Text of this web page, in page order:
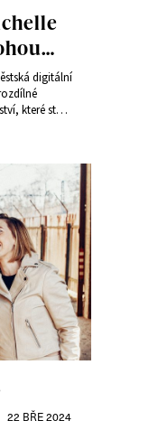
digitální
které stojí
Heroine,
22 BŘE 2024